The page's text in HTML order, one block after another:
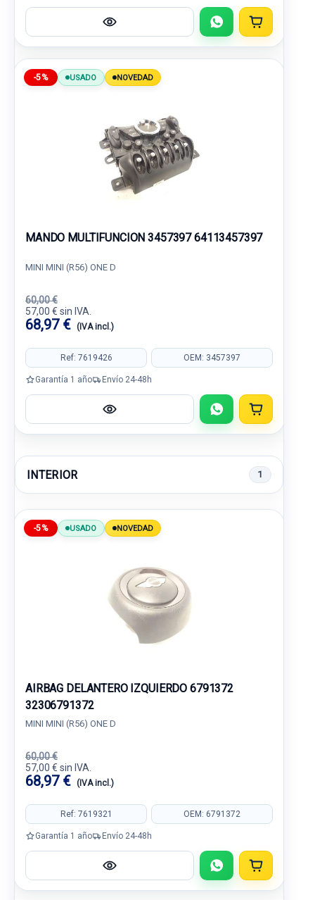
-5% USADO NOVEDAD
MANDO MULTIFUNCION 3457397 64113457397
MINI MINI (R56) ONE D
60,00 €
57,00 € sin IVA.
68,97 € (IVA incl.)
Ref: 7619426 OEM: 3457397
Garantía 1 año Envío 24-48h
INTERIOR 1
-5% USADO NOVEDAD
AIRBAG DELANTERO IZQUIERDO 6791372
32306791372
MINI MINI (R56) ONE D
60,00 €
57,00 € sin IVA.
68,97 € (IVA incl.)
Ref: 7619321 OEM: 6791372
Garantía 1 año Envío 24-48h